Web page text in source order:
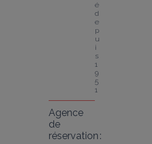
é
d
e
p
u
i
s
1
9
5
1
Agence
de
réservation :